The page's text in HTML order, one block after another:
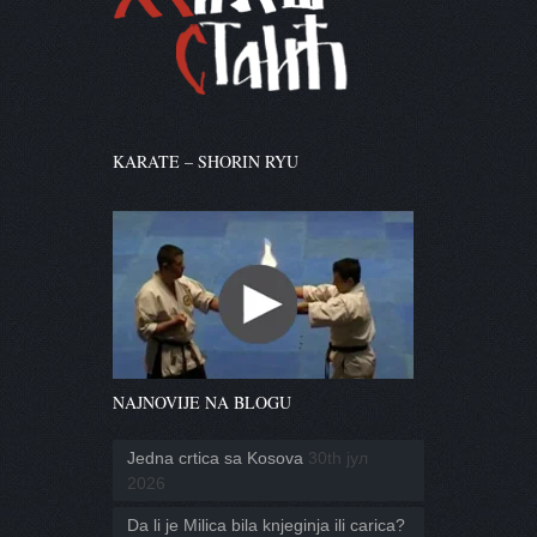
KARATE – SHORIN RYU
NAJNOVIJE NA BLOGU
Jedna crtica sa Kosova 30th јул
2026
Da li je Milica bila knjeginja ili carica?